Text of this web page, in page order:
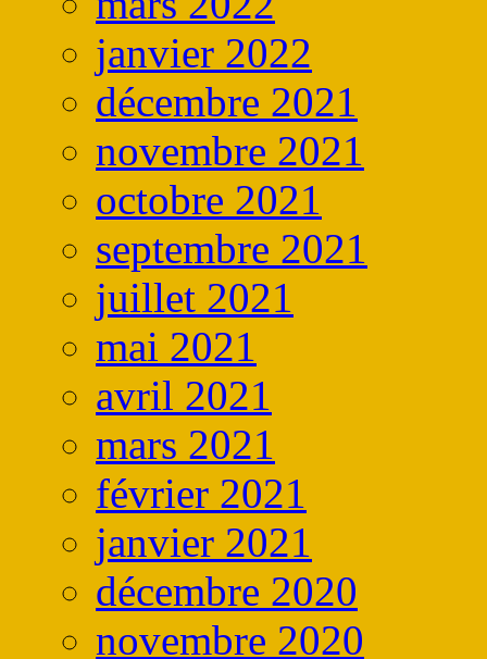
janvier 2022
décembre 2021
novembre 2021
octobre 2021
septembre 2021
juillet 2021
mai 2021
avril 2021
mars 2021
février 2021
janvier 2021
décembre 2020
novembre 2020